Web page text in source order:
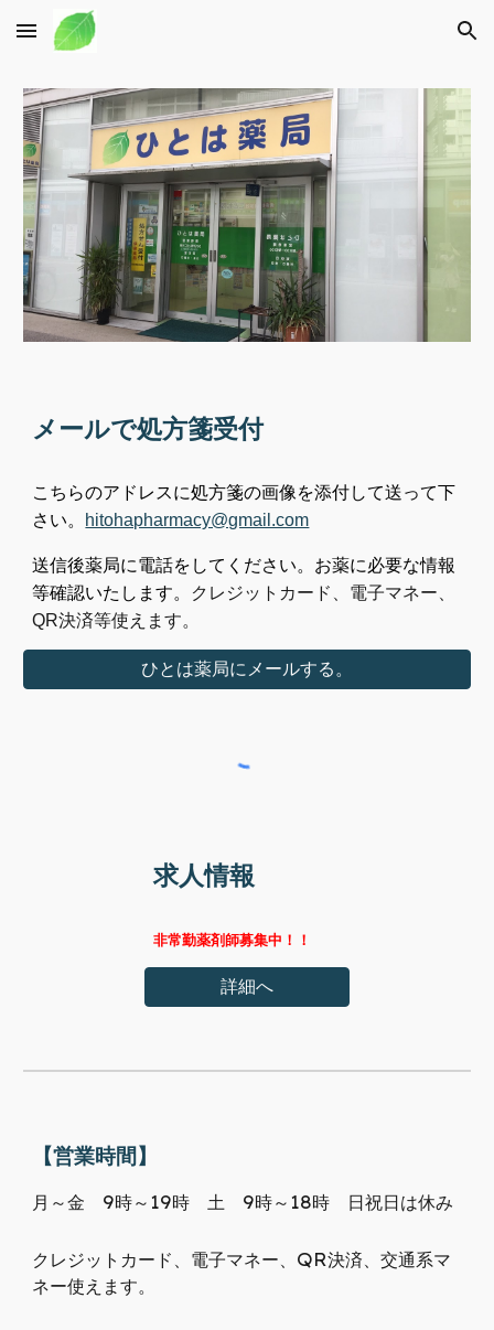
Skip to main content Skip to navigation
メールで処方箋受付
こちらのアドレスに処方箋の画像を添付して送って下
さい。 hitohapharmacy@gmail.com
送信後薬局に電話をしてください。お薬に必要な情報
等確認いたします。 クレジットカード、電子マネー、
QR決済等使えます。
ひとは薬局にメールする。
求人情報
非常勤薬剤師募集中！！
詳細へ
【営業時間】
月～金 9時～19時 土 9時～18時 日祝日は休み
クレジットカード、電子マネー、QR決済、交通系マ
ネー使えます。